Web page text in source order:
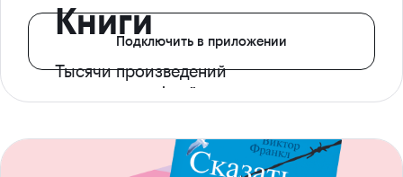
Книги
Тысячи произведений
с доступом офлайн
Подключить в приложении